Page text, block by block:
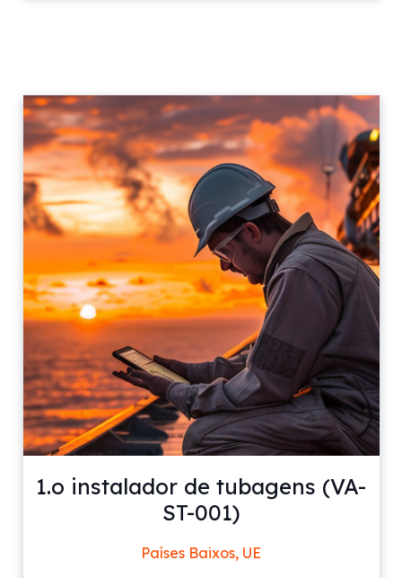
1.o instalador de tubagens (VA-
ST-001)
Países Baixos, UE